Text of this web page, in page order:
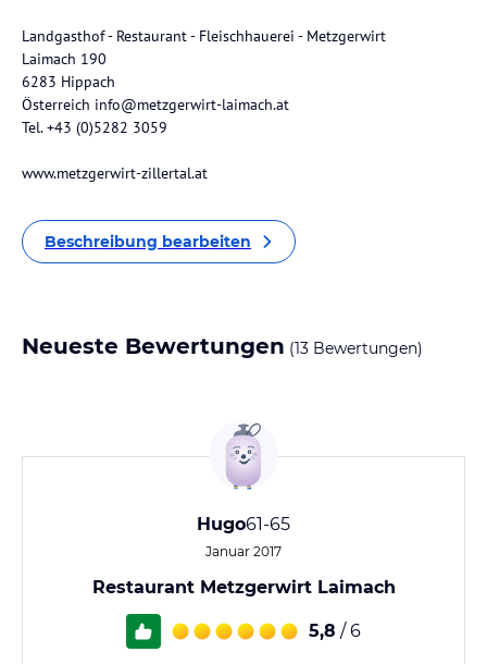
Landgasthof - Restaurant - Fleischhauerei - Metzgerwirt
Laimach 190
6283 Hippach
Österreich info@metzgerwirt-laimach.at
Tel. +43 (0)5282 3059
www.metzgerwirt-zillertal.at
Beschreibung bearbeiten
Neueste Bewertungen (13 Bewertungen)
Hugo61-65
Januar 2017
Restaurant Metzgerwirt Laimach
5,8 / 6